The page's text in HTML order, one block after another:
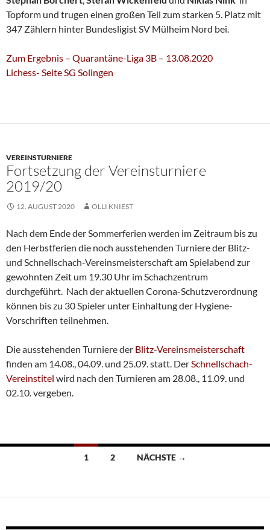
Topform und trugen einen großen Teil zum starken 5. Platz mit
347 Zählern hinter Bundesligist SV Mülheim Nord bei.
Zum Ergebnis – Quarantäne-Liga 3B – 13.08.2020
Lichess- Seite SG Solingen
VEREINSTURNIERE
Fortsetzung der Vereinsturniere
2019/20
12. AUGUST 2020 OLLI KNIEST
Nach dem Ende der Sommerferien werden im Zeitraum bis zu
den Herbstferien die noch ausstehenden Turniere der Blitz-
und Schnellschach-Vereinsmeisterschaft am Spielabend zur
gewohnten Zeit um 19.30 Uhr im Schachzentrum
durchgeführt. Nach der aktuellen Corona-Schutzverordnung
können bis zu 30 Spieler unter Einhaltung der Hygiene-
Vorschriften teilnehmen.
Die ausstehenden Turniere der Blitz-Vereinsmeisterschaft
finden am 14.08., 04.09. und 25.09. statt. DerSchnellschach-
Vereinstitel wird nach den Turnieren am 28.08., 11.09. und
02.10. vergeben.
Beitragsnavigation
1 2 NÄCHSTE →